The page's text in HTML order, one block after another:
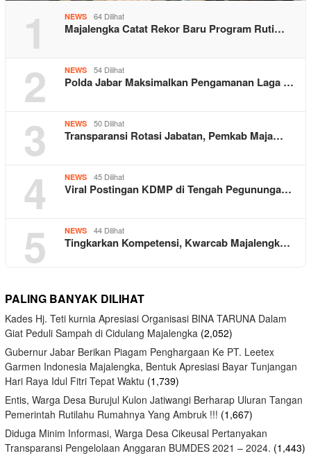
1 NEWS 64 Dilihat
Majalengka Catat Rekor Baru Program Ruti…
2 NEWS 54 Dilihat
Polda Jabar Maksimalkan Pengamanan Laga …
3 NEWS 50 Dilihat
Transparansi Rotasi Jabatan, Pemkab Maja…
4 NEWS 45 Dilihat
Viral Postingan KDMP di Tengah Pegununga…
5 NEWS 44 Dilihat
Tingkarkan Kompetensi, Kwarcab Majalengk…
PALING BANYAK DILIHAT
Kades Hj. Teti kurnia Apresiasi Organisasi BINA TARUNA Dalam
Giat Peduli Sampah di Cidulang Majalengka (2,052)
Gubernur Jabar Berikan Piagam Penghargaan Ke PT. Leetex
Garmen Indonesia Majalengka, Bentuk Apresiasi Bayar Tunjangan
Hari Raya Idul Fitri Tepat Waktu (1,739)
Entis, Warga Desa Burujul Kulon Jatiwangi Berharap Uluran Tangan
Pemerintah Rutilahu Rumahnya Yang Ambruk !!! (1,667)
Diduga Minim Informasi, Warga Desa Cikeusal Pertanyakan
Transparansi Pengelolaan Anggaran BUMDES 2021 – 2024. (1,443)